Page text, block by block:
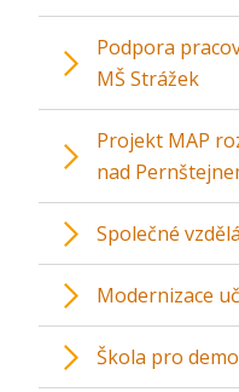
Podpora
MŠ Strážek
Projekt MAP
nad
Společné
Modernizace
Škola pro